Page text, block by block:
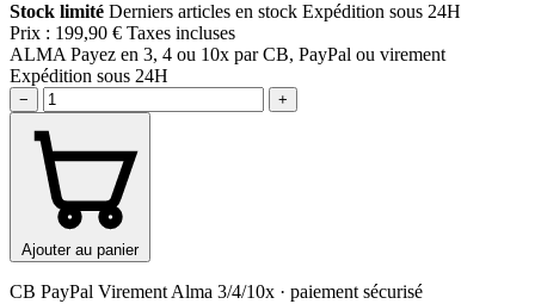
Stock limité Derniers articles en stock Expédition sous 24H
Prix : 199,90 € Taxes incluses
ALMA Payez en 3, 4 ou 10x par CB, PayPal ou virement
Expédition sous 24H
− +
Ajouter au panier
CB PayPal VirementAlma 3/4/10x · paiement sécurisé